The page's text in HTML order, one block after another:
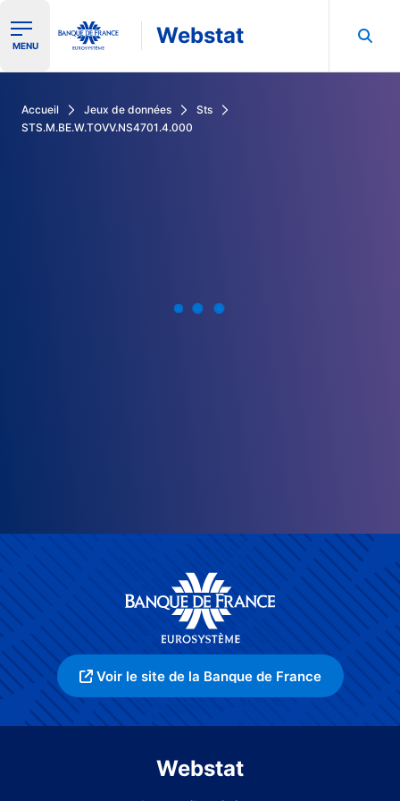
Ouvrir le menu de navigation
MENU Webstat
Accueil Jeux de données
Sts
STS.M.BE.W.TOVV.NS4701.4.000
Voir le site de la Banque de France
Webstat